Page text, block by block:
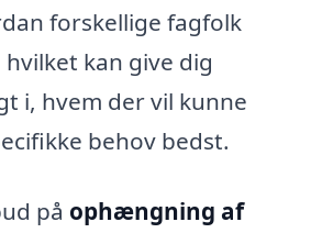
forskellige fagfolk
kan give dig
i, hvem der vil kunne
behov bedst.
på ophængning af